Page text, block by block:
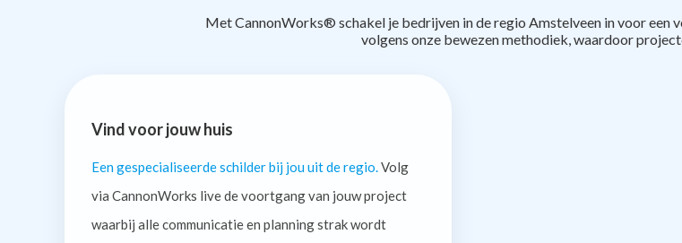
Met CannonWorks® schakel je bedrijven in de regio Amstelveen in voor een
volgens onze bewezen methodiek, waardoor
Vind voor jouw huis
Een gespecialiseerde schilder bij jou uit de regio. Volg
via CannonWorks live de voortgang van jouw project
waarbij alle communicatie en planning strak wordt